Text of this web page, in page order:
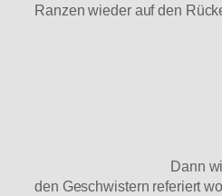
Ranzen wieder auf den
Dann
den Geschwistern referiert